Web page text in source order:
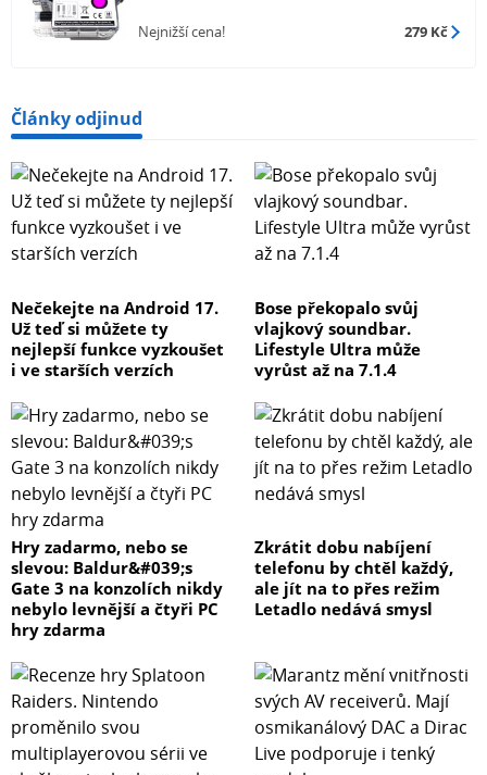
Nejnižší cena! 279 Kč
Články odjinud
Nečekejte na Android 17.
Už teď si můžete ty
nejlepší funkce vyzkoušet
i ve starších verzích
Bose překopalo svůj
vlajkový soundbar.
Lifestyle Ultra může
vyrůst až na 7.1.4
Hry zadarmo, nebo se
slevou: Baldur&#039;s
Gate 3 na konzolích nikdy
nebylo levnější a čtyři PC
hry zdarma
Zkrátit dobu nabíjení
telefonu by chtěl každý,
ale jít na to přes režim
Letadlo nedává smysl